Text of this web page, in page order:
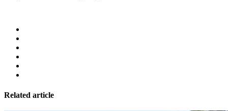
Related article